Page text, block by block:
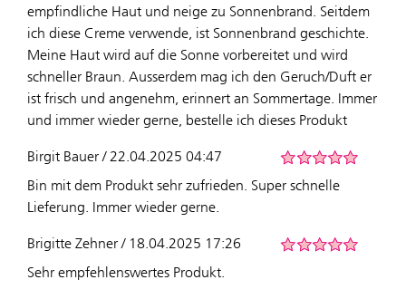
empfindliche Haut und neige zu Sonnenbrand. Seitdem
ich diese Creme verwende, ist Sonnenbrand geschichte.
Meine Haut wird auf die Sonne vorbereitet und wird
schneller Braun. Ausserdem mag ich den Geruch/Duft er
ist frisch und angenehm, erinnert an Sommertage. Immer
und immer wieder gerne, bestelle ich dieses Produkt
Birgit Bauer / 22.04.2025 04:47
Bin mit dem Produkt sehr zufrieden. Super schnelle
Lieferung. Immer wieder gerne.
Brigitte Zehner / 18.04.2025 17:26
Sehr empfehlenswertes Produkt.